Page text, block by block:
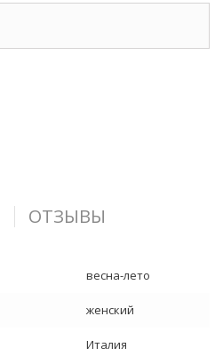
ОТЗЫВЫ
весна-лето
женский
Италия